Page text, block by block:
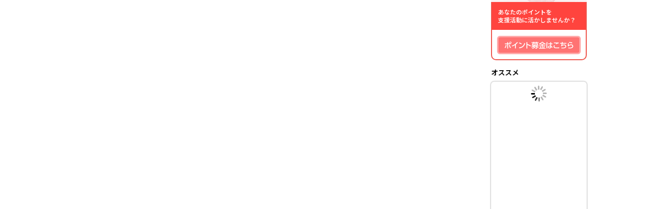
あなたのポイントを
支援活動に活かしませんか？
オススメ